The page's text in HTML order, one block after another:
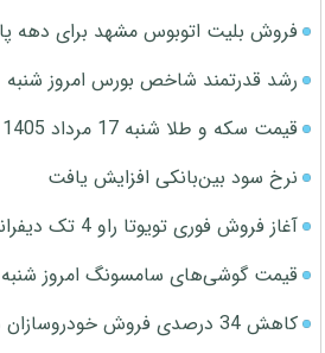
فروش بلیت اتوبوس مشهد برای دهه
رشد قدرتمند شاخص بورس امروز شنبه
قیمت سکه و طلا شنبه 17 مرداد 1405
نرخ سود بین‌بانکی افزایش یافت
آغاز فروش فوری تویوتا راو 4 تک دیفرانسیل 2025
قیمت گوشی‌های سامسونگ امروز شنبه 17 مرداد 1405
کاهش 34 درصدی فروش خودروسازان داخلی در 4 ماه